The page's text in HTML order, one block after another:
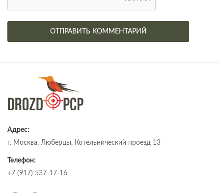
Адрес:
г. Москва, Люберцы, Котельнический проезд 13
Телефон:
+7 (917) 537-17-16